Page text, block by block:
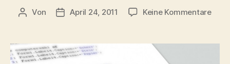
Beitragsautor
Von Veröffentlichungsdatum
April 24, 2011 Keine Kommentarezu